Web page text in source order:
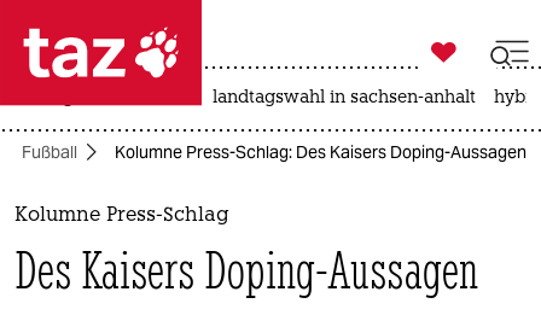
 taz zahl ich
taz zahl ich
themen
politik

taz zahl ich
landtagswahl in sachsen-anhalt
Fußball Kolumne Press-Schlag: Des Kaisers Doping-Aussagen
Kolumne Press-Schlag
Des Kaisers Doping-Aussagen